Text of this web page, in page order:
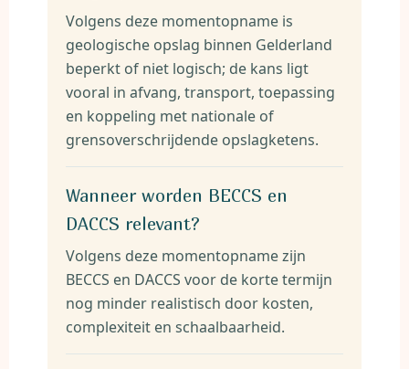
Volgens deze momentopname is
geologische opslag binnen Gelderland
beperkt of niet logisch; de kans ligt
vooral in afvang, transport, toepassing
en koppeling met nationale of
grensoverschrijdende opslagketens.
Wanneer worden BECCS en
DACCS relevant?
Volgens deze momentopname zijn
BECCS en DACCS voor de korte termijn
nog minder realistisch door kosten,
complexiteit en schaalbaarheid.